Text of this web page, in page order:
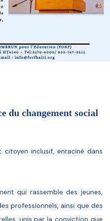
du changement social
inclusif, enraciné dans
qui rassemble des jeunes,
professionnels, ainsi que des
unis par la conviction que